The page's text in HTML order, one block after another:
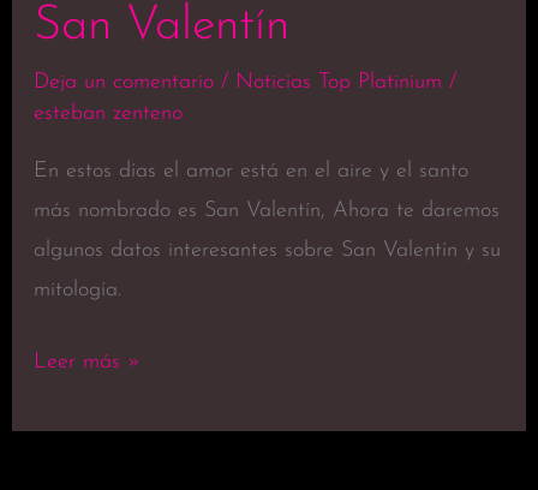
San Valentín
Deja un comentario / Noticias Top Platinium /
esteban zenteno
En estos días el amor está en el aire y el santo
más nombrado es San Valentín, Ahora te daremos
algunos datos interesantes sobre San Valentín y su
mitología.
Leer más »